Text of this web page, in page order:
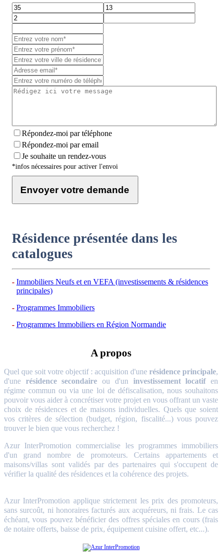
Répondez-moi par téléphone
Répondez-moi par email
Je souhaite un rendez-vous
*infos nécessaires pour activer l'envoi
Envoyer votre demande
Résidence présentée dans les
catalogues
Immobiliers Neufs et en VEFA (investissements & résidences
principales)
Programmes Immobiliers
Programmes Immobiliers en Région Normandie
A propos
Quel que soit votre objectif : acquisition d'une résidence principale,
d'une résidence secondaire ou d'un investissement locatifen
régime commun ou via une loi de défiscalisation, nous souhaitons
pouvoir vous aider à concrétiser votre projet en vous offrant un vaste
choix de résidences et de maisons individuelles. Quels que soient
vos critères de sélection (budget, région, fiscalité...) vous pouvez
trouver le bien que vous recherchez !
Azur InterPromotion commercialise les programmes immobiliers
d'un grand nombre de promoteurs. Certains appartements et
maisons/villas sont validés par des partenaires qui s'occupent de
vérifier la qualité des résidences et la cohérence des projets.
Azur InterPromotion applique strictement les prix des promoteurs,
sans surcoût, ni honoraires facturés aux acquéreurs, ni frais. Le cas
échéant, vous pouvez bénéficier des offres spéciales en cours (frais
de notaire offerts, baisse de prix, équipement cuisine offert, etc...).